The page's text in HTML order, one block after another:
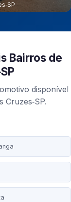
Bairros de
disponível
Cruzes‑SP.